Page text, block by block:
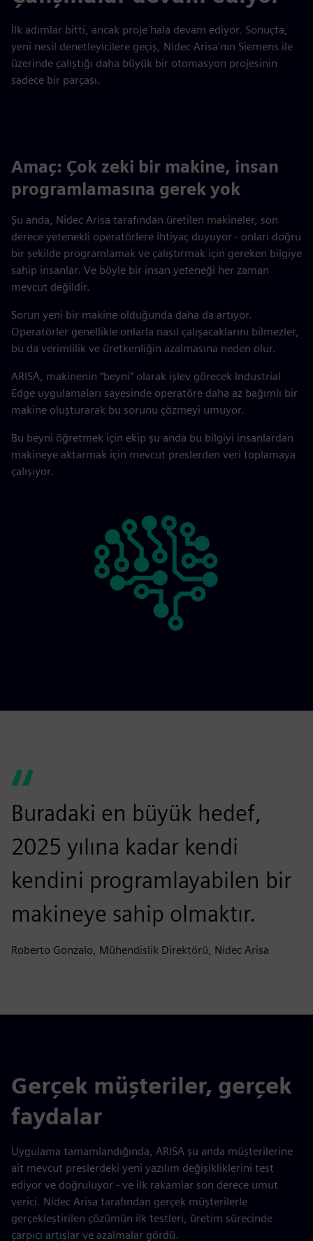
İlk adımlar bitti, ancak proje hala devam ediyor. Sonuçta,
yeni nesil denetleyicilere geçiş, Nidec Arisa'nın Siemens ile
üzerinde çalıştığı daha büyük bir otomasyon projesinin
sadece bir parçası.
Amaç: Çok zeki bir makine, insan
programlamasına gerek yok
Şu anda, Nidec Arisa tarafından üretilen makineler, son
derece yetenekli operatörlere ihtiyaç duyuyor - onları doğru
bir şekilde programlamak ve çalıştırmak için gereken bilgiye
sahip insanlar. Ve böyle bir insan yeteneği her zaman
mevcut değildir.
Sorun yeni bir makine olduğunda daha da artıyor.
Operatörler genellikle onlarla nasıl çalışacaklarını bilmezler,
bu da verimlilik ve üretkenliğin azalmasına neden olur.
ARISA, makinenin “beyni” olarak işlev görecek Industrial
Edge uygulamaları sayesinde operatöre daha az bağımlı bir
makine oluşturarak bu sorunu çözmeyi umuyor.
Bu beyni öğretmek için ekip şu anda bu bilgiyi insanlardan
makineye aktarmak için mevcut preslerden veri toplamaya
çalışıyor.
Buradaki en büyük hedef,
2025 yılına kadar kendi
kendini programlayabilen bir
makineye sahip olmaktır.
Roberto Gonzalo, Mühendislik Direktörü, Nidec Arisa
Gerçek müşteriler, gerçek
faydalar
Uygulama tamamlandığında, ARISA şu anda müşterilerine
ait mevcut preslerdeki yeni yazılım değişikliklerini test
ediyor ve doğruluyor - ve ilk rakamlar son derece umut
verici. Nidec Arisa tarafından gerçek müşterilerle
gerçekleştirilen çözümün ilk testleri, üretim sürecinde
çarpıcı artışlar ve azalmalar gördü.